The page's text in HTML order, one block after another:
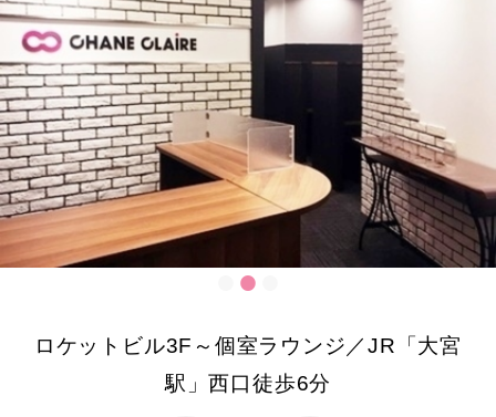
ロケットビル3F～個室ラウンジ／JR「大宮
駅」西口徒歩6分